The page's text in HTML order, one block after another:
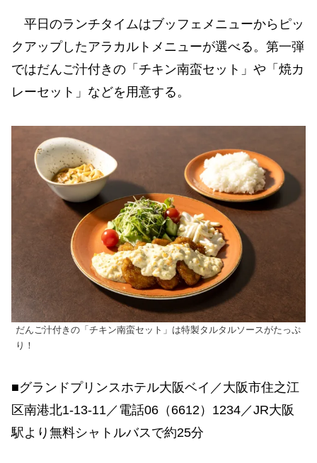
平日のランチタイムはブッフェメニューからピッ
クアップしたアラカルトメニューが選べる。第一弾
ではだんご汁付きの「チキン南蛮セット」や「焼カ
レーセット」などを用意する。
だんご汁付きの「チキン南蛮セット」は特製タルタルソースがたっぷ
り！
■グランドプリンスホテル大阪ベイ／大阪市住之江
区南港北1-13-11／電話06（6612）1234／JR大阪
駅より無料シャトルバスで約25分